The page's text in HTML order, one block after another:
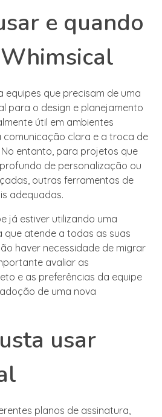
e quando
equipes que precisam de uma
para o design e planejamento
útil em ambientes
comunicação clara e a troca de
No entanto, para projetos que
de personalização ou
outras ferramentas de
adequadas.
já estiver utilizando uma
atende a todas as suas
haver necessidade de migrar
avaliar as
e as preferências da equipe
de uma nova
usar
planos de assinatura,